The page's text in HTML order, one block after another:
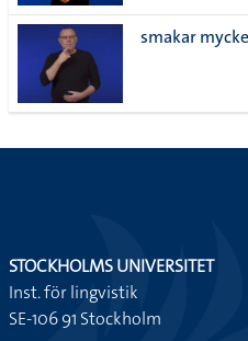
smakar
STOCKHOLMS UNIVERSITET
Inst. för lingvistik
SE-106 91 Stockholm